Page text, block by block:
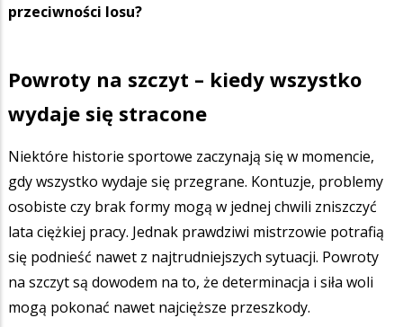
przeciwności losu?
Powroty na szczyt – kiedy wszystko
wydaje się stracone
Niektóre historie sportowe zaczynają się w momencie,
gdy wszystko wydaje się przegrane. Kontuzje, problemy
osobiste czy brak formy mogą w jednej chwili zniszczyć
lata ciężkiej pracy. Jednak prawdziwi mistrzowie potrafią
się podnieść nawet z najtrudniejszych sytuacji. Powroty
na szczyt są dowodem na to, że determinacja i siła woli
mogą pokonać nawet najcięższe przeszkody.